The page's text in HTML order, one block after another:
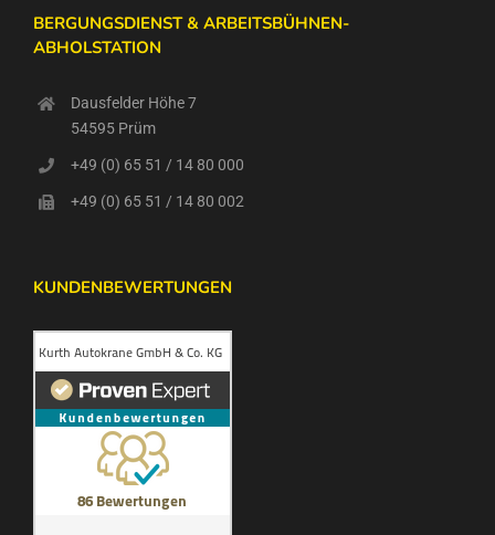
BERGUNGSDIENST & ARBEITSBÜHNEN-
ABHOLSTATION
Dausfelder Höhe 7
54595 Prüm
+49 (0) 65 51 / 14 80 000
+49 (0) 65 51 / 14 80 002
KUNDENBEWERTUNGEN